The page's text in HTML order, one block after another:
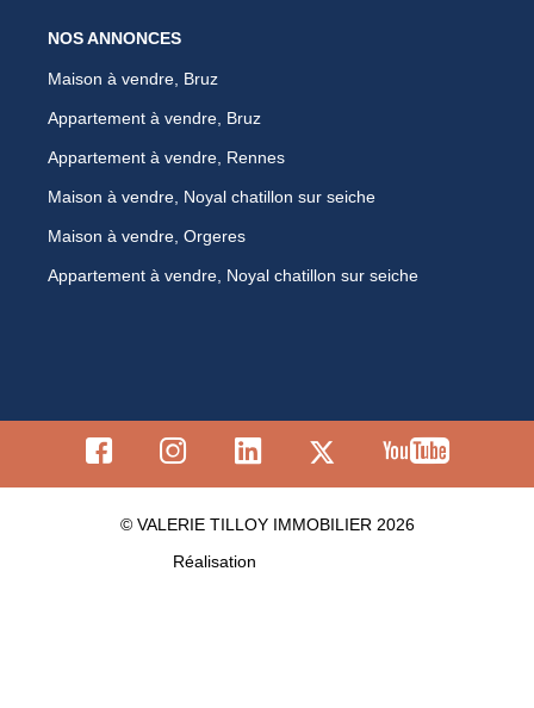
NOS ANNONCES
Maison à vendre, Bruz
Appartement à vendre, Bruz
Appartement à vendre, Rennes
Maison à vendre, Noyal chatillon sur seiche
Maison à vendre, Orgeres
Appartement à vendre, Noyal chatillon sur seiche
© VALERIE TILLOY IMMOBILIER 2026
Réalisation